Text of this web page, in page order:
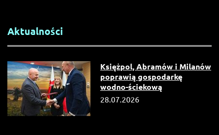
Aktualności
Księżpol, Abramów i Milanów
poprawią gospodarkę
wodno-ściekową
28.07.2026